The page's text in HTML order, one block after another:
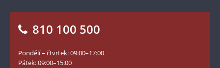
Numismatické novinky
Blog Pokladnice mincí
Facebook Národní Pokladnice
Twitter Národní Pokladnice
810 100 500
Pondělí – čtvrtek: 09:00–17:00
Pátek: 09:00–15:00